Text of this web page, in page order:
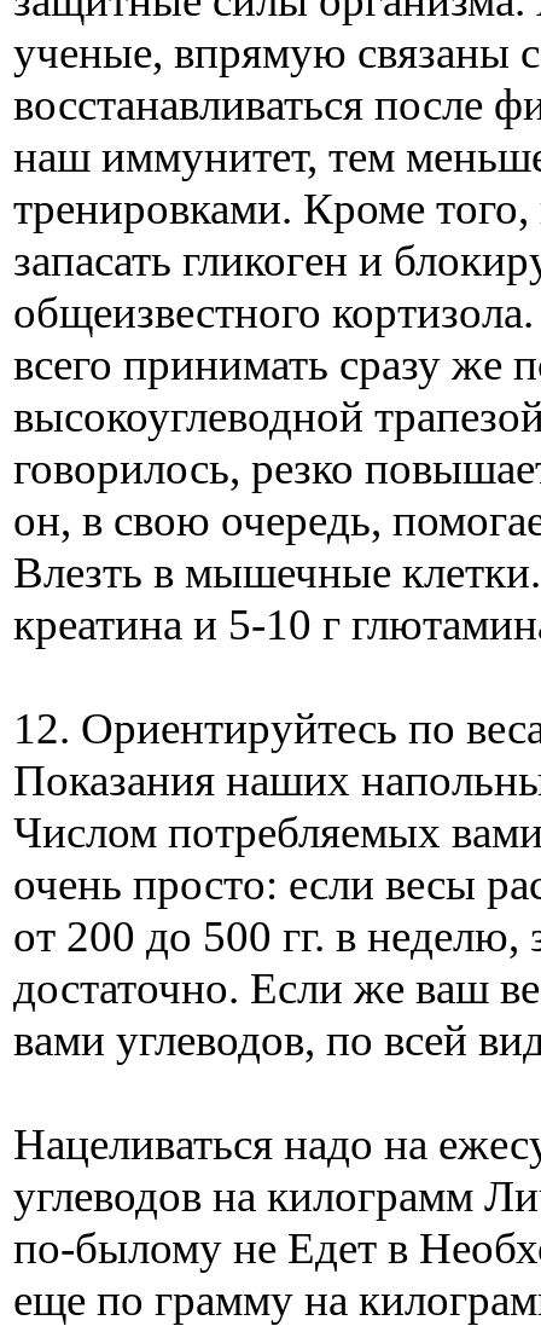
ученые, впрямую связаны
восстанавливаться после
наш иммунитет, тем
тренировками. Кроме
запасать гликоген и
общеизвестного
всего принимать сразу же
высокоуглеводной
говорилось, резко
он, в свою очередь,
Влезть в мышечные
креатина и 5-10 г
12. Ориентируйтесь по
Показания наших
Числом потребляемых
очень просто: если весы
от 200 до 500 гг. в неделю,
достаточно. Если же ваш
вами углеводов, по всей
Нацеливаться надо на
углеводов на килограмм
по-былому не Едет в
еще по грамму на